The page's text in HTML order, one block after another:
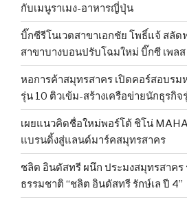
กับเมนูราเมง-อาหารญี่ปุ่น
บิ๊กซีรีโนเวตสาขาเอกชัย โพธิ์แจ้ สลั
สาขาบางบอนปรับโฉมใหม่ บิ๊กซี เพลส
หอการค้าสมุทรสาคร เปิดคอร์สอบรม
รุ่น 10 ติวเข้ม-สร้างเครือข่ายนักธุรกิจ
เผยแนวคิดชื่อใหม่พอร์โต้ ชิโน่
แบรนดิ้งสู่แลนด์มาร์คสมุทรสาคร
ชลิต อินดัสทรี ผนึก ประมงสมุทรสาค
ธรรมชาติ “ชลิต อินดัสทรี รักษ์เล ปี 4”